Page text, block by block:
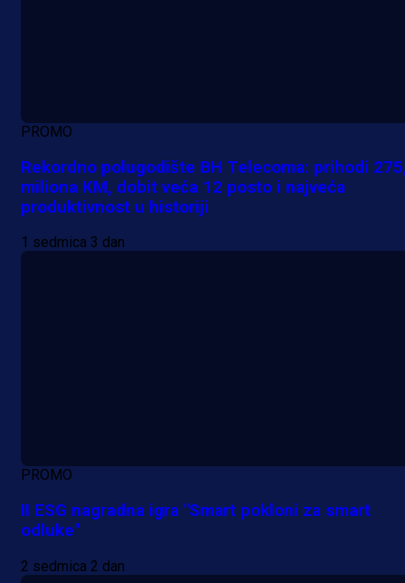
PROMO
Rekordno polugodište BH Telecoma: prihodi
miliona KM, dobit veća 12 posto i najveća
produktivnost u historiji
1 sedmica 3 dan
PROMO
II ESG nagradna igra "Smart pokloni za smart
odluke"
2 sedmica 2 dan